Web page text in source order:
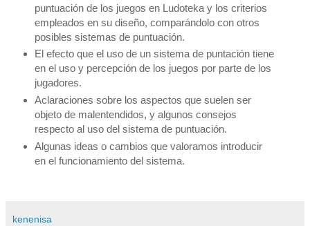
puntuación de los juegos en Ludoteka y los criterios
empleados en su diseño, comparándolo con otros
posibles sistemas de puntuación.
El efecto que el uso de un sistema de puntación tiene
en el uso y percepción de los juegos por parte de los
jugadores.
Aclaraciones sobre los aspectos que suelen ser
objeto de malentendidos, y algunos consejos
respecto al uso del sistema de puntuación.
Algunas ideas o cambios que valoramos introducir
en el funcionamiento del sistema.
kenenisa